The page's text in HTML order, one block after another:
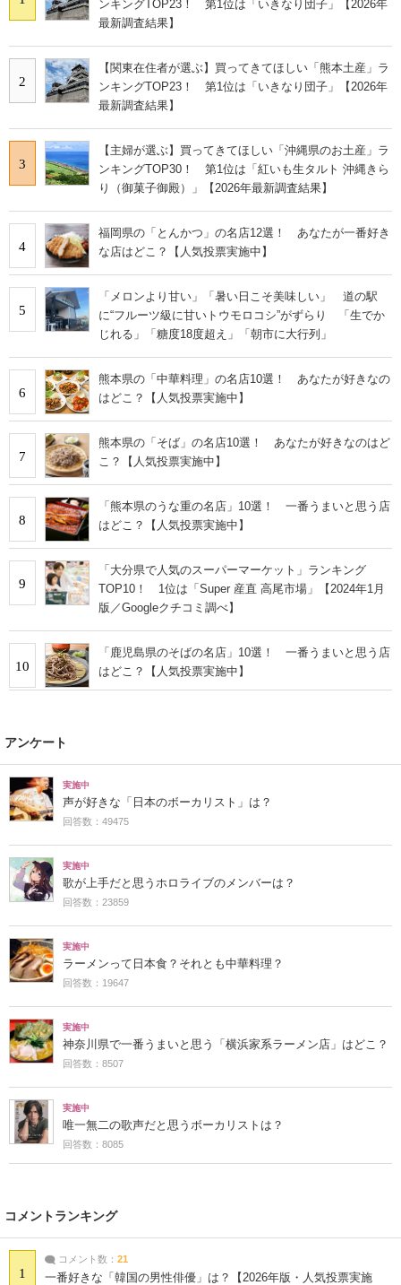
ンキングTOP23！ 第1位は「いきなり団子」【2026年
最新調査結果】
2
【関東在住者が選ぶ】買ってきてほしい「熊本土産」ラ
ンキングTOP23！ 第1位は「いきなり団子」【2026年
最新調査結果】
3
【主婦が選ぶ】買ってきてほしい「沖縄県のお土産」ラ
ンキングTOP30！ 第1位は「紅いも生タルト 沖縄きら
り（御菓子御殿）」【2026年最新調査結果】
4
福岡県の「とんかつ」の名店12選！ あなたが一番好き
な店はどこ？【人気投票実施中】
5
「メロンより甘い」「暑い日こそ美味しい」 道の駅
に“フルーツ級に甘いトウモロコシ”がずらり 「生でか
じれる」「糖度18度超え」「朝市に大行列」
6
熊本県の「中華料理」の名店10選！ あなたが好きなの
はどこ？【人気投票実施中】
7
熊本県の「そば」の名店10選！ あなたが好きなのはど
こ？【人気投票実施中】
8
「熊本県のうな重の名店」10選！ 一番うまいと思う店
はどこ？【人気投票実施中】
9
「大分県で人気のスーパーマーケット」ランキング
TOP10！ 1位は「Super 産直 高尾市場」【2024年1月
版／Googleクチコミ調べ】
10
「鹿児島県のそばの名店」10選！ 一番うまいと思う店
はどこ？【人気投票実施中】
アンケート
実施中
声が好きな「日本のボーカリスト」は？
回答数：49475
実施中
歌が上手だと思うホロライブのメンバーは？
回答数：23859
実施中
ラーメンって日本食？それとも中華料理？
回答数：19647
実施中
神奈川県で一番うまいと思う「横浜家系ラーメン店」はどこ？
回答数：8507
実施中
唯一無二の歌声だと思うボーカリストは？
回答数：8085
コメントランキング
1
コメント数： 21
一番好きな「韓国の男性俳優」は？【2026年版・人気投票実施